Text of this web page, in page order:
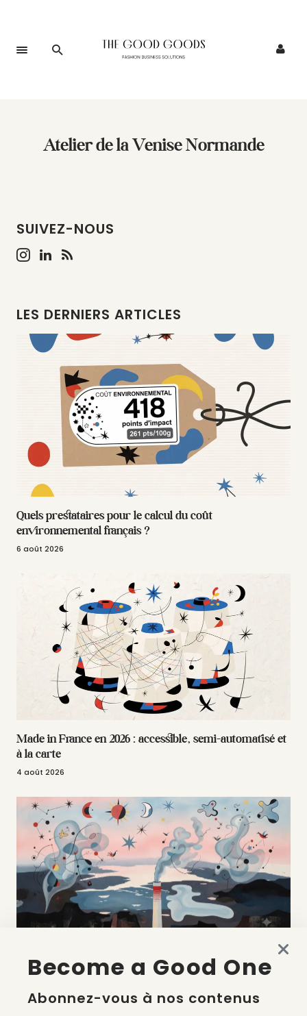
Atelier de la Venise Normande
SUIVEZ-NOUS
LES DERNIERS ARTICLES
Quels prestataires pour le calcul du coût
environnemental français ?
6 août 2026
Made in France en 2026 : accessible, semi-automatisé et
à la carte
4 août 2026
La liste des prestataires du bilan carbone d’une marque
de mode
2 août 2026
Become a Good One
Abonnez-vous à nos contenus